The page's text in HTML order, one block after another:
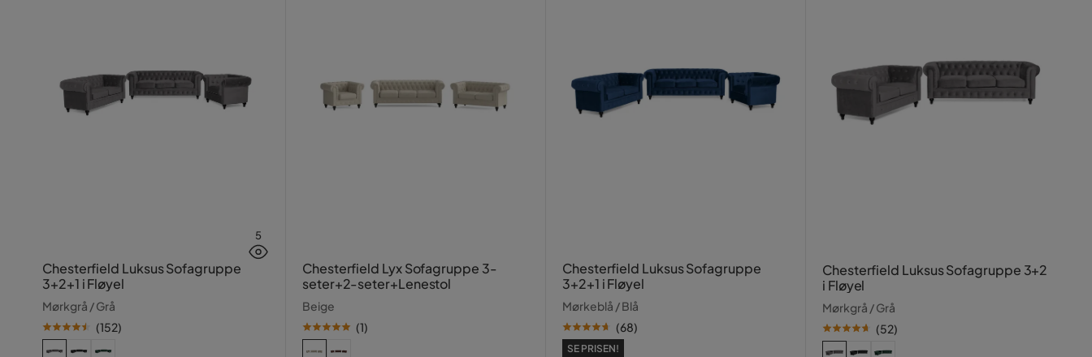
5
Chesterfield Luksus Sofagruppe
3+2+1 i Fløyel
Mørkgrå / Grå
(152)
Chesterfield Lyx Sofagruppe 3-
seter+2-seter+Lenestol
Beige
(1)
Chesterfield Luksus Sofagruppe
3+2+1 i Fløyel
Mørkeblå / Blå
(68)
SE PRISEN!
Chesterfield Luksus Sofagruppe 3+2
i Fløyel
Mørkgrå / Grå
(52)